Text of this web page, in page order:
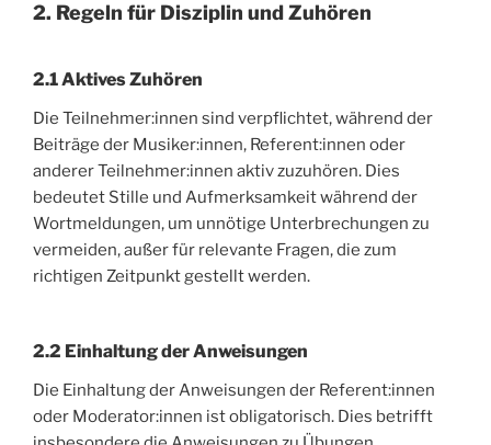
2. Regeln für Disziplin und Zuhören
2.1 Aktives Zuhören
Die Teilnehmer:innen sind verpflichtet, während der
Beiträge der Musiker:innen, Referent:innen oder
anderer Teilnehmer:innen aktiv zuzuhören. Dies
bedeutet Stille und Aufmerksamkeit während der
Wortmeldungen, um unnötige Unterbrechungen zu
vermeiden, außer für relevante Fragen, die zum
richtigen Zeitpunkt gestellt werden.
2.2 Einhaltung der Anweisungen
Die Einhaltung der Anweisungen der Referent:innen
oder Moderator:innen ist obligatorisch. Dies betrifft